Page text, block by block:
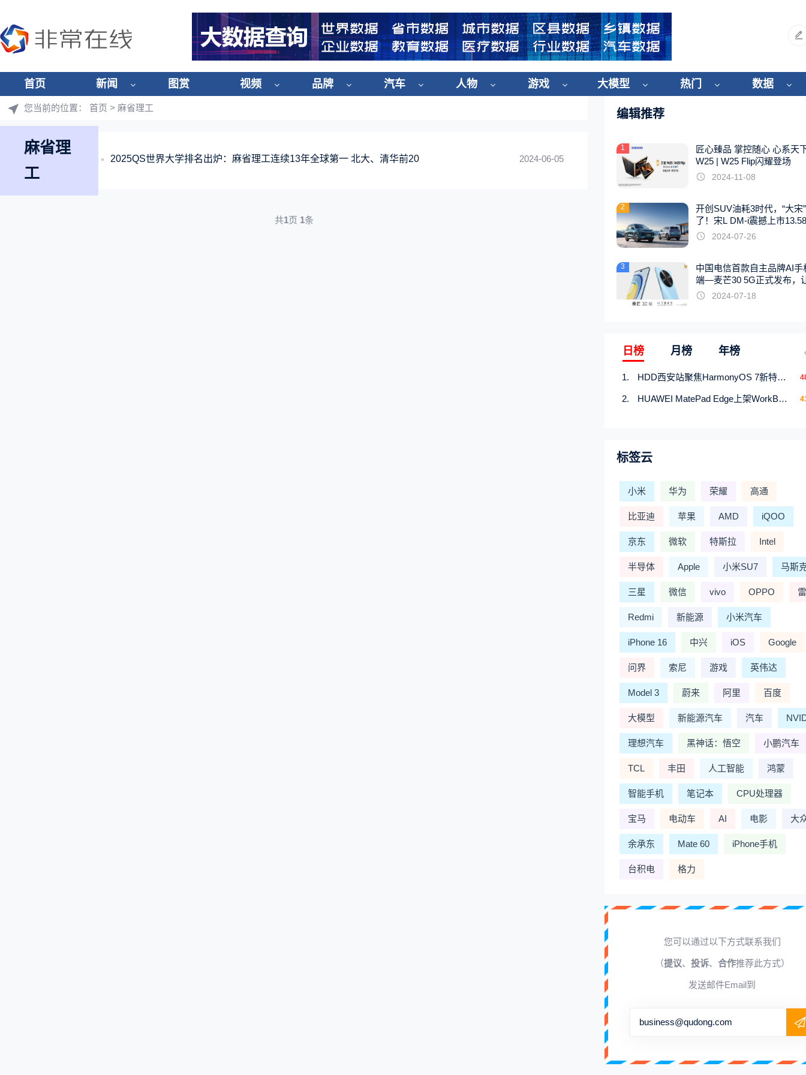
首页 新闻 图赏 视频 品牌 汽车 人物 游戏 大模型 热门 数据
您当前的位置： 首页 > 麻省理工
麻省理
工
2024-06-05
2025QS世界大学排名出炉：麻省理工连续13年全球第一 北大、清华前20
共1页 1条
编辑推荐
1
匠心臻品 掌控随心 心系天
W25 | W25 Flip闪耀登场
2024-11-08
2
开创SUV油耗3时代，“大宋
了！宋L DM-i震撼上市
起
2024-07-26
3
中国电信首款自主品牌AI手
端—麦芒30 5G正式发布，
触手可及2024-07-18
日榜 月榜 年榜
HDD西安站聚焦HarmonyOS 7新特性，解锁从互联到智能的应用开发新范式
HUAWEI MatePad Edge上架WorkBuddy鸿蒙PC版，说话就能干活的AI办公搭子
标签云
小米 华为 荣耀 高通
比亚迪 苹果 AMD iQOO
京东 微软 特斯拉 Intel
半导体 Apple 小米SU7 马斯
三星 微信 vivo OPPO
Redmi 新能源 小米汽车
iPhone 16 中兴 iOS Google
问界 索尼 游戏 英伟达
Model 3 蔚来 阿里 百度
大模型 新能源汽车 汽车
理想汽车 黑神话：悟空 小鹏汽车
TCL 丰田 人工智能 鸿蒙
智能手机 笔记本 CPU处理器
宝马 电动车 AI 电影 大
余承东 Mate 60 iPhone手机
台积电 格力
您可以通过以下方式联系我们
（提议、 投诉、 合作推荐此方式）
发送邮件Email到
business@qudong.com